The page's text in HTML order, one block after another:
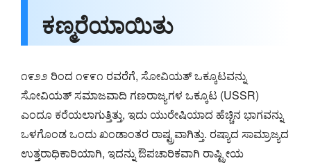
ಕಣ್ಮರೆಯಾಯಿತು
೧೯೨೨ ರಿಂದ ೧೯೯೧ ರವರೆಗೆ, ಸೋವಿಯತ್ ಒಕ್ಕೂಟವನ್ನು
ಸೋವಿಯತ್ ಸಮಾಜವಾದಿ ಗಣರಾಜ್ಯಗಳ ಒಕ್ಕೂಟ (USSR)
ಎಂದೂ ಕರೆಯಲಾಗುತ್ತಿತ್ತು, ಇದು ಯುರೇಷಿಯಾದ ಹೆಚ್ಚಿನ ಭಾಗವನ್ನು
ಒಳಗೊಂಡ ಒಂದು ಖಂಡಾಂತರ ರಾಷ್ಟ್ರವಾಗಿತ್ತು. ರಷ್ಯಾದ ಸಾಮ್ರಾಜ್ಯದ
ಉತ್ತರಾಧಿಕಾರಿಯಾಗಿ, ಇದನ್ನು ಔಪಚಾರಿಕವಾಗಿ ರಾಷ್ಟ್ರೀಯ